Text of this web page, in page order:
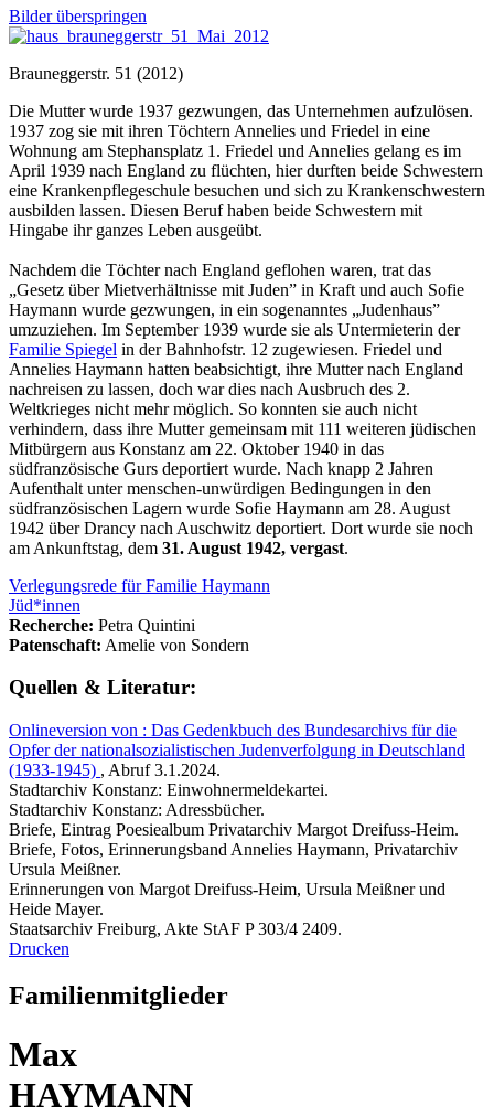
Bilder überspringen
Brauneggerstr. 51 (2012)
Die Mutter wurde 1937 gezwungen, das Unternehmen aufzulösen.
1937 zog sie mit ihren Töchtern Annelies und Friedel in eine
Wohnung am Stephansplatz 1. Friedel und Annelies gelang es im
April 1939 nach England zu flüchten, hier durften beide Schwestern
eine Krankenpflegeschule besuchen und sich zu Krankenschwestern
ausbilden lassen. Diesen Beruf haben beide Schwestern mit
Hingabe ihr ganzes Leben ausgeübt.
Nachdem die Töchter nach England geflohen waren, trat das
„Gesetz über Mietverhältnisse mit Juden” in Kraft und auch Sofie
Haymann wurde gezwungen, in ein sogenanntes „Judenhaus”
umzuziehen. Im September 1939 wurde sie als Untermieterin der
Familie Spiegel in der Bahnhofstr. 12 zugewiesen. Friedel und
Annelies Haymann hatten beabsichtigt, ihre Mutter nach England
nachreisen zu lassen, doch war dies nach Ausbruch des 2.
Weltkrieges nicht mehr möglich. So konnten sie auch nicht
verhindern, dass ihre Mutter gemeinsam mit 111 weiteren jüdischen
Mitbürgern aus Konstanz am 22. Oktober 1940 in das
südfranzösische Gurs deportiert wurde. Nach knapp 2 Jahren
Aufenthalt unter menschen-unwürdigen Bedingungen in den
südfranzösischen Lagern wurde Sofie Haymann am 28. August
1942 über Drancy nach Auschwitz deportiert. Dort wurde sie noch
am Ankunftstag, dem 31. August 1942, vergast.
Verlegungsrede für Familie Haymann
Jüd*innen
Recherche: Petra Quintini
Patenschaft: Amelie von Sondern
Quellen & Literatur:
Onlineversion von : Das Gedenkbuch des Bundesarchivs für die
Opfer der nationalsozialistischen Judenverfolgung in Deutschland
(1933-1945) , Abruf 3.1.2024.
Stadtarchiv Konstanz: Einwohnermeldekartei.
Stadtarchiv Konstanz: Adressbücher.
Briefe, Eintrag Poesiealbum Privatarchiv Margot Dreifuss-Heim.
Briefe, Fotos, Erinnerungsband Annelies Haymann, Privatarchiv
Ursula Meißner.
Erinnerungen von Margot Dreifuss-Heim, Ursula Meißner und
Heide Mayer.
Staatsarchiv Freiburg, Akte StAF P 303/4 2409.
Drucken
Familienmitglieder
Max
HAYMANN